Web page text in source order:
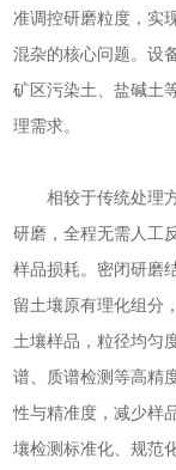
准调控研磨粒度，实
混杂的核心问题。设
矿区污染土、盐碱土
理需求。
相较于传统处理方
研磨，全程无需人工
样品损耗。密闭研磨
留土壤原有理化组分
土壤样品，粒径均匀
谱、质谱检测等高精
性与精准度，减少样
壤检测标准化、规范